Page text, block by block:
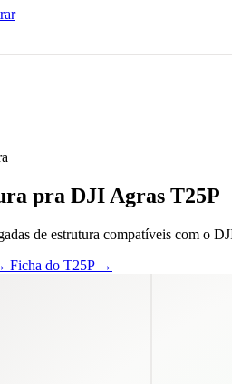
pra DJI Agras T25P
de estrutura compatíveis com o
Ficha do T25P →